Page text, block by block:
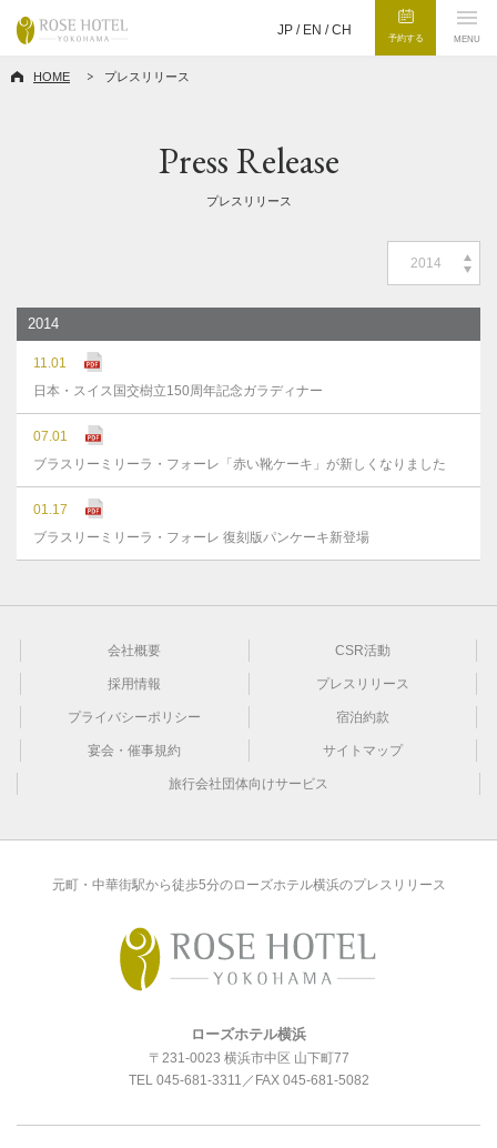
JP / EN /CH
予約する MENU
HOME プレスリリース
Press Release
プレスリリース
2014
2014
11.01
日本・スイス国交樹立150周年記念ガラディナー
07.01
ブラスリーミリーラ・フォーレ「赤い靴ケーキ」が新しくなりました
01.17
ブラスリーミリーラ・フォーレ 復刻版パンケーキ新登場
会社概要 CSR活動
採用情報 プレスリリース
プライバシーポリシー 宿泊約款
宴会・催事規約 サイトマップ
旅行会社団体向けサービス
元町・中華街駅から徒歩5分のローズホテル横浜のプレスリリース
ローズホテル横浜
〒231-0023 横浜市中区 山下町77
TEL 045-681-3311 ／FAX 045-681-5082